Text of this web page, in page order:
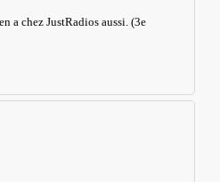
a chez JustRadios aussi. (3e